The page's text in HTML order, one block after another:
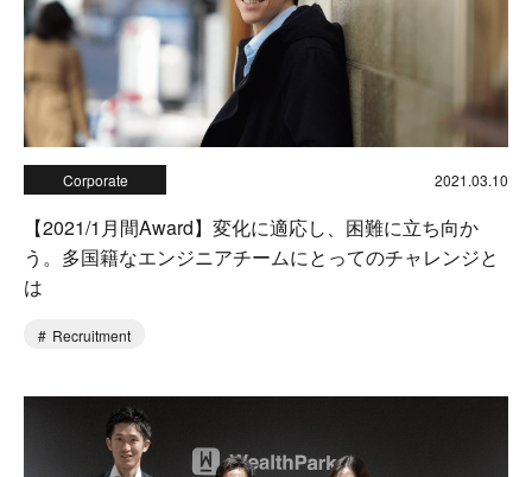
Corporate 2021.03.10
【2021/1月間Award】変化に適応し、困難に立ち向か
う。多国籍なエンジニアチームにとってのチャレンジと
は
Recruitment